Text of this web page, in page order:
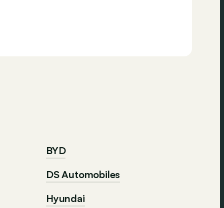
BYD
DS Automobiles
Hyundai